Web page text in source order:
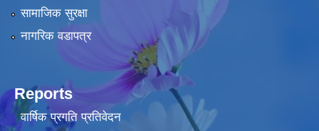
सामाजिक सुरक्षा
नागरिक वडापत्र
Reports
वार्षिक प्रगति प्रतिवेदन